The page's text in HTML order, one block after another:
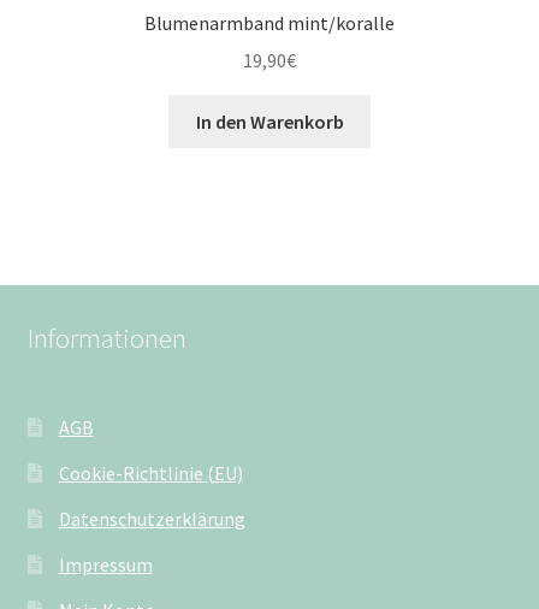
Blumenarmband mint/koralle
19,90€
In den Warenkorb
Informationen
AGB
Cookie-Richtlinie (EU)
Datenschutzerklärung
Impressum